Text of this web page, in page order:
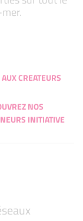
CREATEURS
NOS
INITIATIVE